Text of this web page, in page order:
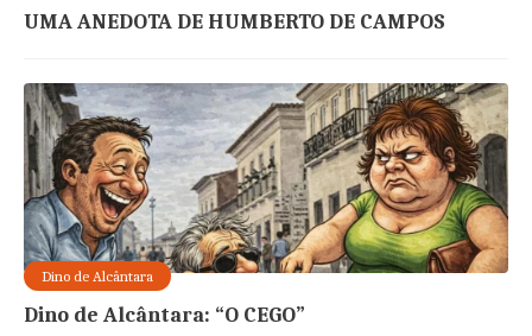
UMA ANEDOTA DE HUMBERTO DE CAMPOS
Dino de Alcântara
Dino de Alcântara: “O CEGO”